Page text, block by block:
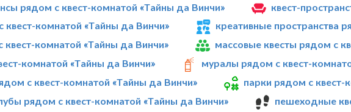
рядом с квест-комнатой «Тайны да Винчи»
квест-
комнатой «Тайны да Винчи»
креативные пространства
комнатой «Тайны да Винчи»
массовые квесты рядом с
комнатой «Тайны да Винчи»
муралы рядом с квест-
с квест-комнатой «Тайны да Винчи»
парки рядом с квест-
рядом с квест-комнатой «Тайны да Винчи»
пешеходные